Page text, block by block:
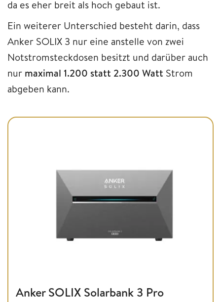
da es eher breit als hoch gebaut ist.
Ein weiterer Unterschied besteht darin, dass
Anker SOLIX 3 nur eine anstelle von zwei
Notstromsteckdosen besitzt und darüber auch
nur maximal 1.200 statt 2.300 Watt Strom
abgeben kann.
Anker SOLIX Solarbank 3 Pro